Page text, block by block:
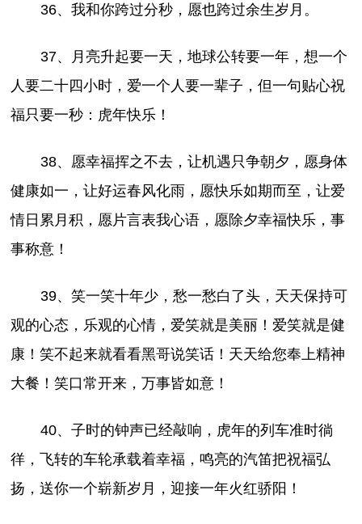
36、我和你跨过分秒，愿也跨过余生岁月。
37、月亮升起要一天，地球公转要一年，想一个
人要二十四小时，爱一个人要一辈子，但一句贴心祝
福只要一秒：虎年快乐！
38、愿幸福挥之不去，让机遇只争朝夕，愿身体
健康如一，让好运春风化雨，愿快乐如期而至，让爱
情日累月积，愿片言表我心语，愿除夕幸福快乐，事
事称意！
39、笑一笑十年少，愁一愁白了头，天天保持可
观的心态，乐观的心情，爱笑就是美丽！爱笑就是健
康！笑不起来就看看黑哥说笑话！天天给您奉上精神
大餐！笑口常开来，万事皆如意！
40、子时的钟声已经敲响，虎年的列车准时徜
徉，飞转的车轮承载着幸福，鸣亮的汽笛把祝福弘
扬，送你一个崭新岁月，迎接一年火红骄阳！